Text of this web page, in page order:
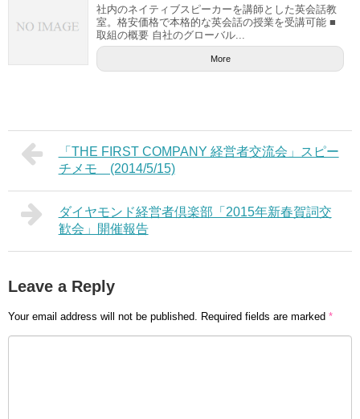
社内のネイティブスピーカーを講師とした英会話教
室。格安価格で本格的な英会話の授業を受講可能 ■
取組の概要 自社のグローバル...
More
「THE FIRST COMPANY 経営者交流会」スピー
チメモ (2014/5/15)
ダイヤモンド経営者倶楽部「2015年新春賀詞交
歓会」開催報告
Leave a Reply
Your email address will not be published. Required fields are marked *